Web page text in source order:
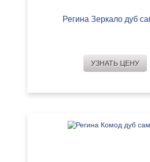
Регина Зеркало дуб
УЗНАТЬ ЦЕНУ